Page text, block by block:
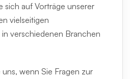
sich auf Vorträge unserer
vielseitigen
verschiedenen Branchen
wenn Sie Fragen zur